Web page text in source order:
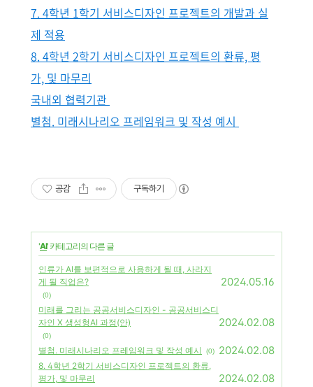
7. 4학년 1학기 서비스디자인 프로젝트의 개발과 실
제 적용
8. 4학년 2학기 서비스디자인 프로젝트의 환류, 평
가, 및 마무리
국내외 협력기관
별첨. 미래시나리오 프레임워크 및 작성 예시
공감 구독하기
'AI' 카테고리의 다른 글
인류가 AI를 보편적으로 사용하게 될 때, 사라지
게 될 직업은?
(0)
2024.05.16
미래를 그리는 공공서비스디자인 - 공공서비스디
자인 X 생성형AI 과정(안)
(0)
2024.02.08
별첨. 미래시나리오 프레임워크 및 작성 예시 (0) 2024.02.08
8. 4학년 2학기 서비스디자인 프로젝트의 환류,
평가, 및 마무리
2024.02.08